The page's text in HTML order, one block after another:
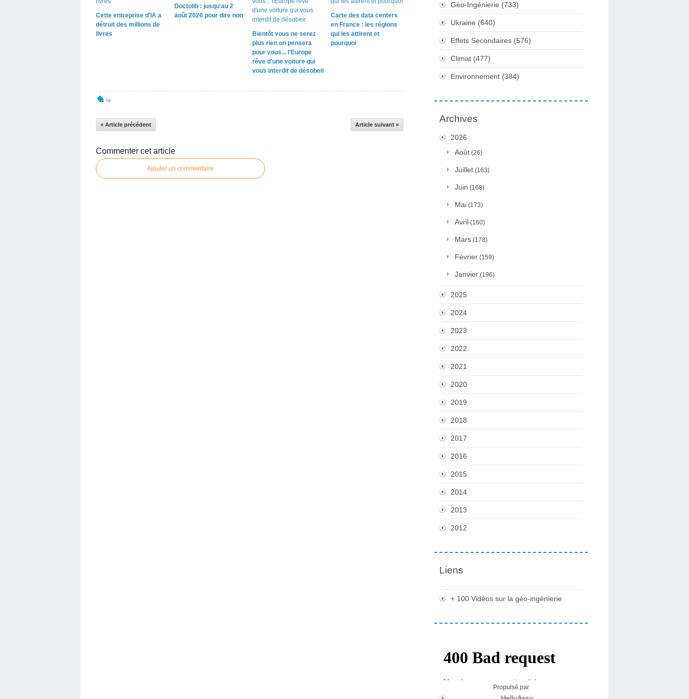
Cette entreprise d'IA a
détruit des millions de
livres
Doctolib : jusqu'au 2
août 2026 pour dire non
Bientôt vous ne serez
plus rien on pensera
pour vous... l'Europe
rêve d'une voiture qui
vous interdit de désobeir
Carte des data centers
en France : les régions
qui les attirent et
pourquoi
Ia
« Article précédent Article suivant »
Commenter cet article
Ajouter un commentaire
Géo-Ingénierie (733)
Ukraine (640)
Effets Secondaires (576)
Climat (477)
Environnement (384)
Archives
2026
Août (26)
Juillet (163)
Juin (168)
Mai (173)
Avril (160)
Mars (178)
Février (159)
Janvier (196)
2025
2024
2023
2022
2021
2020
2019
2018
2017
2016
2015
2014
2013
2012
Liens
+ 100 Vidéos sur la géo-ingénierie
Propulsé par